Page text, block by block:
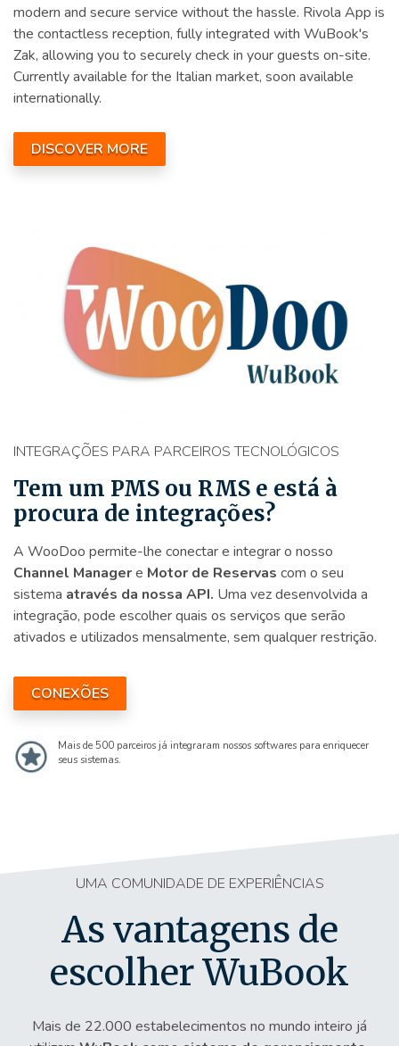
modern and secure service without the hassle. Rivola App is
the contactless reception, fully integrated with WuBook's
Zak, allowing you to securely check in your guests on-site.
Currently available for the Italian market, soon available
internationally.
DISCOVER MORE
INTEGRAÇÕES PARA PARCEIROS TECNOLÓGICOS
Tem um PMS ou RMS e está à
procura de integrações?
A WooDoo permite-lhe conectar e integrar o nosso
Channel Managere Motor de Reservas com o seu
sistema através da nossa API. Uma vez desenvolvida a
integração, pode escolher quais os serviços que serão
ativados e utilizados mensalmente, sem qualquer restrição.
CONEXÕES
Mais de 500 parceiros já integraram nossos softwares para enriquecer
seus sistemas.
UMA COMUNIDADE DE EXPERIÊNCIAS
As vantagens de
escolher WuBook
Mais de 22.000 estabelecimentos no mundo inteiro já